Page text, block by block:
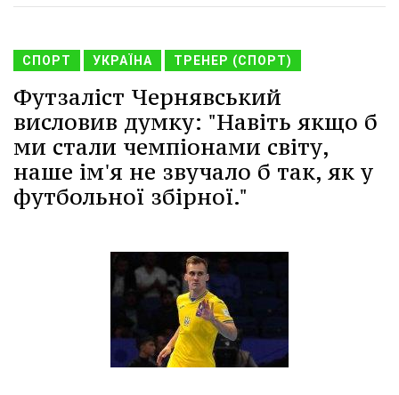
СПОРТ УКРАЇНА ТРЕНЕР (СПОРТ)
Футзаліст Чернявський
висловив думку: "Навіть якщо б
ми стали чемпіонами світу,
наше ім'я не звучало б так, як у
футбольної збірної."